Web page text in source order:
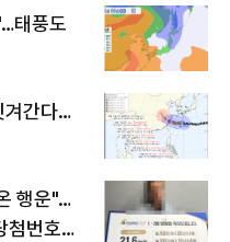
태풍도
겨간다…
행운"…
번호조